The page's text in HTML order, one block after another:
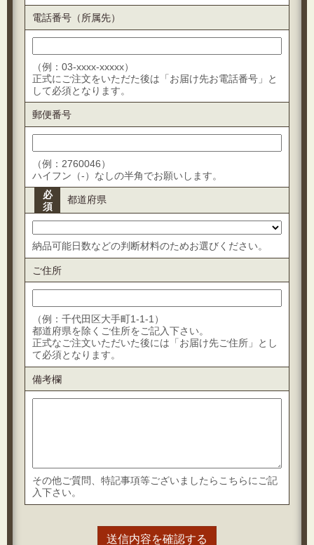
電話番号（所属先）
（例：03-xxxx-xxxxx）
正式にご注文をいただた後は「お届け先お電話番号」と
して必須となります。
郵便番号
（例：2760046）
ハイフン（-）なしの半角でお願いします。
都道府県
必
須
納品可能日数などの判断材料のためお選びください。
ご住所
（例：千代田区大手町1-1-1）
都道府県を除くご住所をご記入下さい。
正式なご注文いただいた後には「お届け先ご住所」とし
て必須となります。
備考欄
その他ご質問、特記事項等ございましたらこちらにご記
入下さい。